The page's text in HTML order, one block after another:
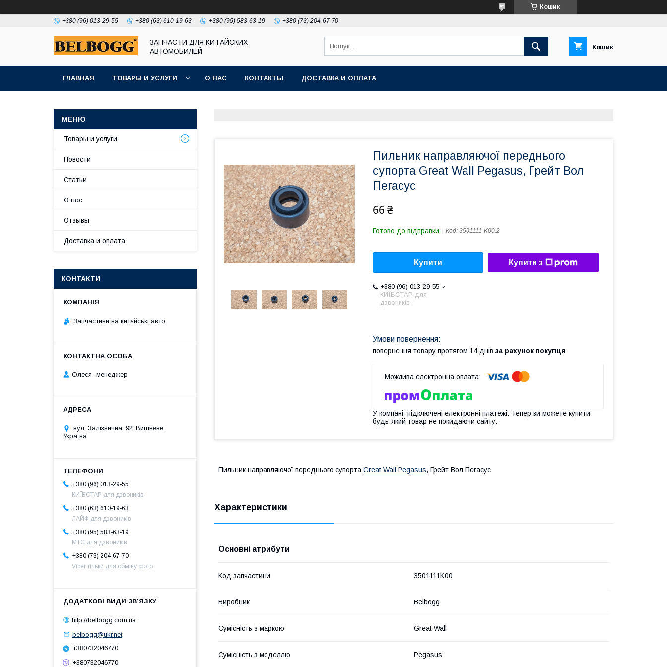
Кошик
+380 (96) 013-29-55 +380 (63) 610-19-63 +380 (95) 583-63-19 +380 (73) 204-67-70
ЗАПЧАСТИ ДЛЯ КИТАЙСКИХ
АВТОМОБИЛЕЙ
Кошик
ГЛАВНАЯ ТОВАРЫ И УСЛУГИ О НАС КОНТАКТЫ ДОСТАВКА И ОПЛАТА
Пильник направляючої переднього
супорта Great Wall Pegasus, Грейт Вол
Пегасус
66 ₴
Готово до відправки Код: 3501111-K00.2
Купити Купити з
+380 (96) 013-29-55
КИЇВСТАР для
дзвоників
повернення товару протягом 14 днів за рахунок покупця
У компанії підключені електронні платежі. Тепер ви можете купити
будь-який товар не покидаючи сайту.
Пильник направляючої переднього супорта Great Wall Pegasus, Грейт Вол Пегасус
Характеристики
Основні атрибути
Код запчастини 3501111K00
Виробник Belbogg
Сумісність з маркою Great Wall
Сумісність з моделлю Pegasus
Товары и услуги
Новости
Статьи
О нас
Отзывы
Доставка и оплата
КОНТАКТИ
Запчастини на китайські авто
Олеся- менеджер
вул. Залізнична, 92, Вишневе,
Україна
+380 (96) 013-29-55
КИЇВСТАР для дзвоників
+380 (63) 610-19-63
ЛАЙФ для дзвоників
+380 (95) 583-63-19
МТС для дзвоників
+380 (73) 204-67-70
Viber тільки для обміну фото
http://belbogg.com.ua
belbogg@ukr.net
+380732046770
+380732046770